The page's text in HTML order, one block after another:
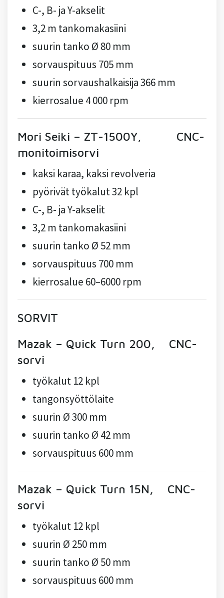
C-, B- ja Y-akselit
3,2 m tankomakasiini
suurin tanko Ø 80 mm
sorvauspituus 705 mm
suurin sorvaushalkaisija 366 mm
kierrosalue 4 000 rpm
Mori Seiki – ZT-1500Y, CNC-
monitoimisorvi
kaksi karaa, kaksi revolveria
pyörivät työkalut 32 kpl
C-, B- ja Y-akselit
3,2 m tankomakasiini
suurin tanko Ø 52 mm
sorvauspituus 700 mm
kierrosalue 60–6000 rpm
SORVIT
Mazak – Quick Turn 200, CNC-
sorvi
työkalut 12 kpl
tangonsyöttölaite
suurin Ø 300 mm
suurin tanko Ø 42 mm
sorvauspituus 600 mm
Mazak – Quick Turn 15N, CNC-
sorvi
työkalut 12 kpl
suurin Ø 250 mm
suurin tanko Ø 50 mm
sorvauspituus 600 mm